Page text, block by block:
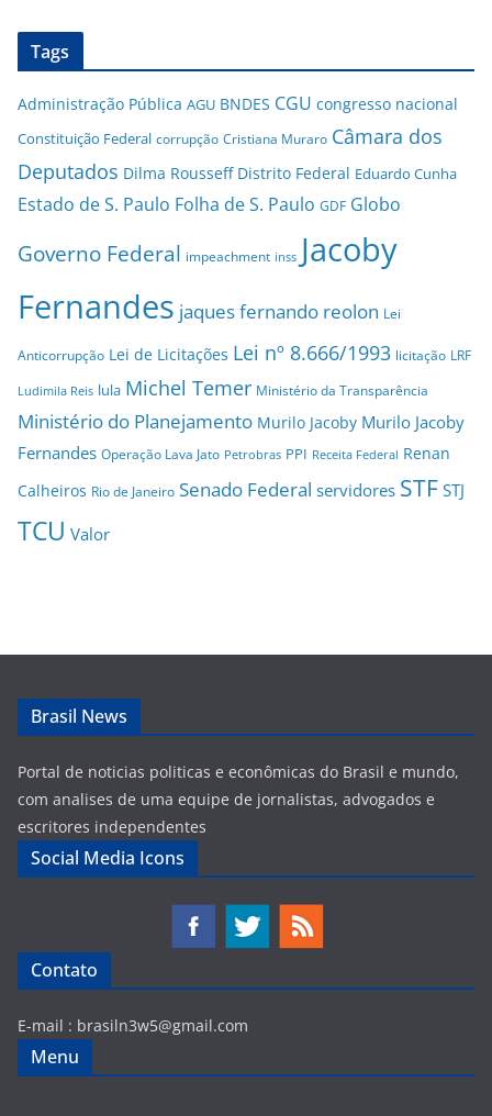
Tags
Administração Pública AGU BNDES CGU congresso nacional
Constituição Federal corrupção Cristiana Muraro Câmara dos
Deputados Dilma Rousseff Distrito Federal Eduardo Cunha
Estado de S. Paulo Folha de S. Paulo GDF Globo
Governo Federal impeachment inss Jacoby
Fernandes jaques fernando reolon Lei
Anticorrupção Lei de Licitações Lei nº 8.666/1993 licitação LRF
Ludimila Reis lula Michel Temer Ministério da Transparência
Ministério do Planejamento Murilo Jacoby Murilo Jacoby
Fernandes Operação Lava Jato Petrobras PPI Receita Federal Renan
Calheiros Rio de Janeiro Senado Federal servidores STF STJ
TCU Valor
Brasil News
Portal de noticias politicas e econômicas do Brasil e mundo,
com analises de uma equipe de jornalistas, advogados e
escritores independentes
Social Media Icons
Contato
E-mail : brasiln3w5@gmail.com
Menu